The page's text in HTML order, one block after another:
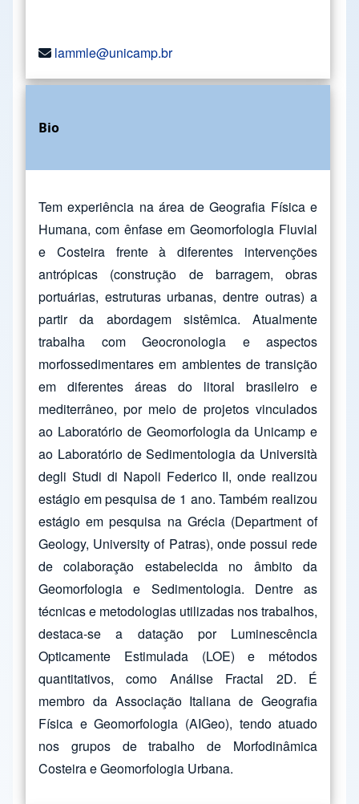
lammle@unicamp.br
Bio
Tem experiência na área de Geografia Física e
Humana, com ênfase em Geomorfologia Fluvial
e Costeira frente à diferentes intervenções
antrópicas (construção de barragem, obras
portuárias, estruturas urbanas, dentre outras) a
partir da abordagem sistêmica. Atualmente
trabalha com Geocronologia e aspectos
morfossedimentares em ambientes de transição
em diferentes áreas do litoral brasileiro e
mediterrâneo, por meio de projetos vinculados
ao Laboratório de Geomorfologia da Unicamp e
ao Laboratório de Sedimentologia da Università
degli Studi di Napoli Federico II, onde realizou
estágio em pesquisa de 1 ano. Também realizou
estágio em pesquisa na Grécia (Department of
Geology, University of Patras), onde possui rede
de colaboração estabelecida no âmbito da
Geomorfologia e Sedimentologia. Dentre as
técnicas e metodologias utilizadas nos trabalhos,
destaca-se a datação por Luminescência
Opticamente Estimulada (LOE) e métodos
quantitativos, como Análise Fractal 2D. É
membro da Associação Italiana de Geografia
Física e Geomorfologia (AIGeo), tendo atuado
nos grupos de trabalho de Morfodinâmica
Costeira e Geomorfologia Urbana.